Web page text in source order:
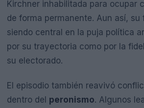
Kirchner inhabilitada para ocupar
de forma permanente. Aun así, su
siendo central en la puja política
por su trayectoria como por la
su electorado.
El episodio también reavivó
dentro del peronismo. Algunos